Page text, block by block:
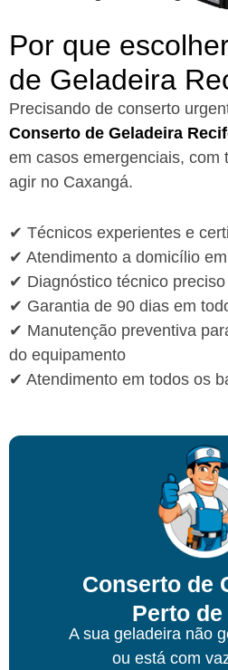
Por que
de Geladeira
Precisando de conserto
Conserto de Geladeira
em casos emergenciais, com
agir no Caxangá.
✔ Técnicos experientes e
✔ Atendimento a domicílio
✔ Diagnóstico técnico
✔ Garantia de 90 dias em
✔ Manutenção preventiva
do equipamento
✔ Atendimento em todos os
Conserto de
Perto de
A sua geladeira não
ou está com